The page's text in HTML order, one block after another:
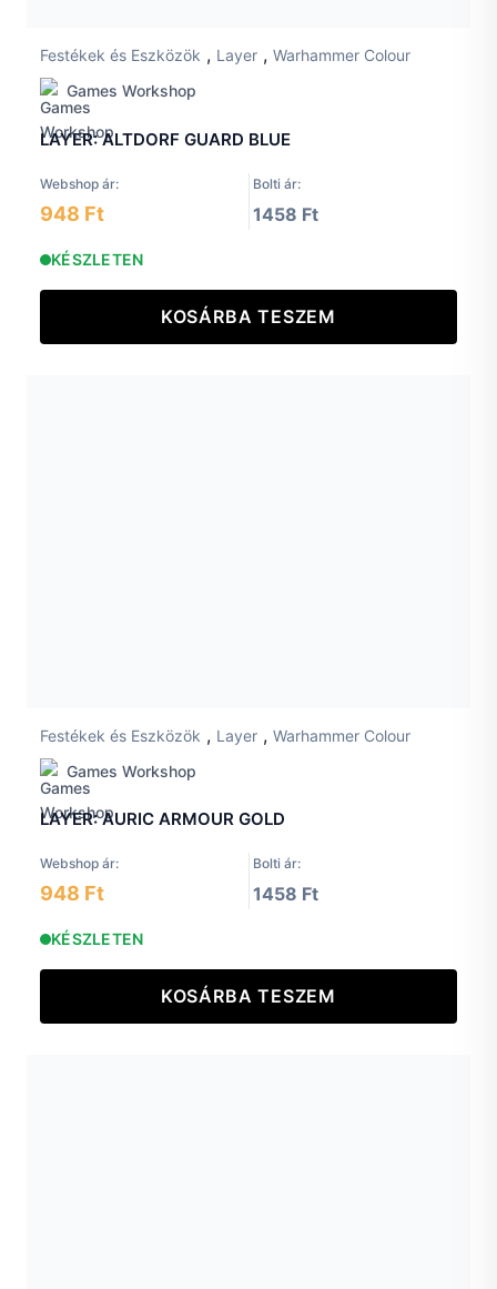
Festékek és Eszközök , Layer , Warhammer Colour
Games Workshop
LAYER: ALTDORF GUARD BLUE
Webshop ár: Bolti ár:
948 Ft 1458 Ft
KÉSZLETEN
KOSÁRBA TESZEM
Festékek és Eszközök , Layer , Warhammer Colour
Games Workshop
LAYER: AURIC ARMOUR GOLD
Webshop ár: Bolti ár:
948 Ft 1458 Ft
KÉSZLETEN
KOSÁRBA TESZEM